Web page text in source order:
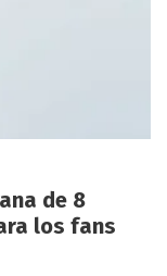
de 8
los fans